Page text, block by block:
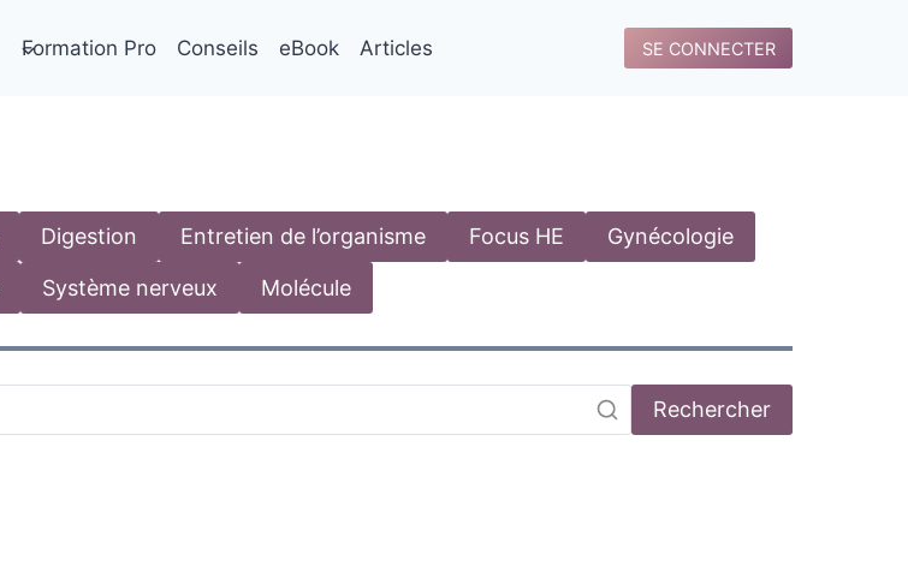
Formation Pro Conseils eBook Articles SE CONNECTER
Digestion Entretien de l’organisme Focus HE Gynécologie
Système nerveux Molécule
Rechercher